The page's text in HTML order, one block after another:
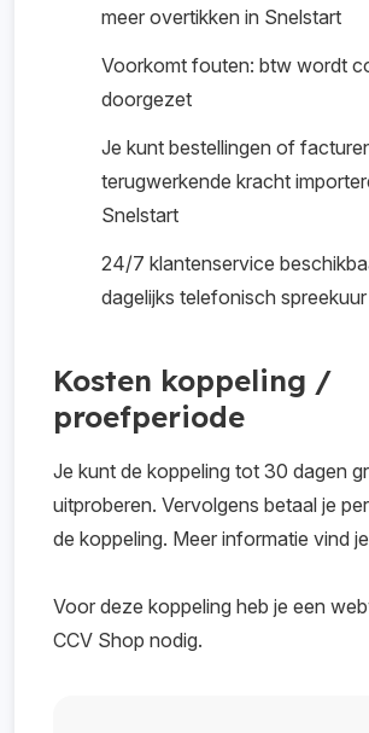
meer overtikken in Snelstart
Voorkomt fouten: btw wordt
doorgezet
Je kunt bestellingen of
terugwerkende kracht
Snelstart
24/7 klantenservice
dagelijks telefonisch spreekuur
Kosten koppeling /
proefperiode
Je kunt de koppeling tot 30 dagen
uitproberen. Vervolgens betaal je
de koppeling. Meer informatie vind je
Voor deze koppeling heb je een
CCV Shop nodig.